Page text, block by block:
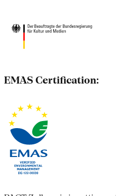
EMAS Certification: